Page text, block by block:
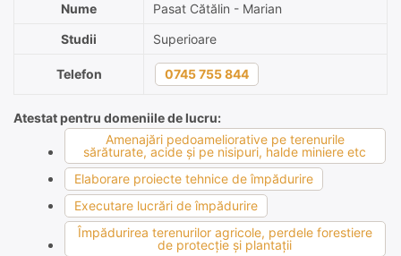
Nume
Pasat Cătălin - Marian
Studii
Superioare
Telefon 0745 755 844
Atestat pentru domeniile de lucru:
Amenajări pedoameliorative pe terenurile
sărăturate, acide şi pe nisipuri, halde miniere etc
Elaborare proiecte tehnice de împădurire
Executare lucrări de împădurire
Împădurirea terenurilor agricole, perdele forestiere
de protecţie şi plantaţii